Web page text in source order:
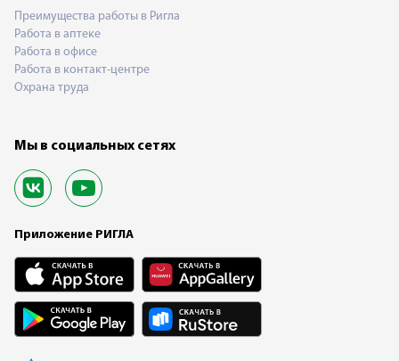
Преимущества работы в Ригла
Работа в аптеке
Работа в офисе
Работа в контакт-центре
Охрана труда
Мы в социальных сетях
Приложение РИГЛА